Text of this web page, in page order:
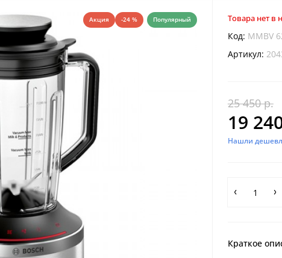
Акция -24 % Популярный Товара нет в
Код: MMBV
Артикул:
25 450 р.
19
Нашли
Краткое